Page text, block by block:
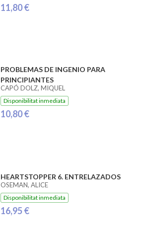
11,80 €
PROBLEMAS DE INGENIO PARA
PRINCIPIANTES
CAPÓ DOLZ, MIQUEL
Disponibilitat inmediata
10,80 €
HEARTSTOPPER 6. ENTRELAZADOS
OSEMAN, ALICE
Disponibilitat inmediata
16,95 €